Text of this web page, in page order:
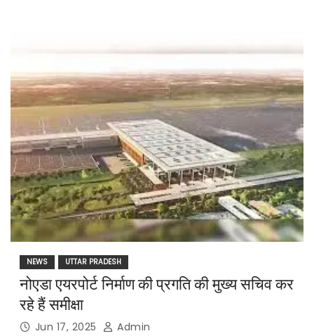
NEWS UTTAR PRADESH
नोएडा एयरपोर्ट निर्माण की प्रगति की मुख्य सचिव कर
रहे हैं समीक्षा
Jun 17, 2025 Admin